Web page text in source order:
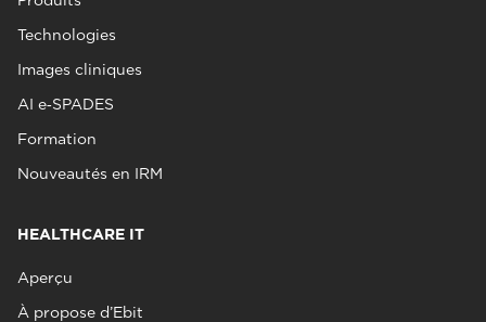
Technologies
Images cliniques
AI e‑SPADES
Formation
Nouveautés en IRM
HEALTHCARE IT
Aperçu
À propose d’Ebit